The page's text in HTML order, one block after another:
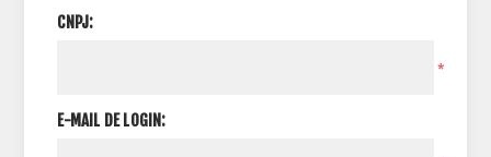
CNPJ:
*
E-MAIL DE LOGIN: